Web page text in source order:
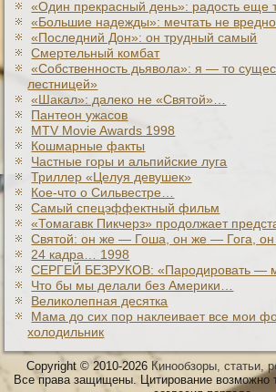
«Один прекрасный день»: радость еще
«Большие надежды»: мечтать не
«Последний Дон»: он трудный самый
Смертельный комбат
«Собственность дьявола»: я — то
лестницей»
«Шакал»: далеко не «Святой»…
Пантеон ужасов
MTV Movie Awards 1998
Кошмарные факты
Частные горы и альпийские луга
Триллер «Целуя девушек»
Кое-что о Сильвестре…
Самый спецэффектный фильм
«Томагавк Пикчерз» продолжает
Святой: он же — Гоша, он же — Гога,
24 кадра… 1998
СЕРГЕЙ БЕЗРУКОВ: «Пародировать —
Что бы мы делали без Америки…
Великолепная десятка
Мама до сих пор наклеивает все мои
холодильник
Copyright © 2010-2026 Кинообзоры, статьи,
Все права защищены. Цитирование возможно